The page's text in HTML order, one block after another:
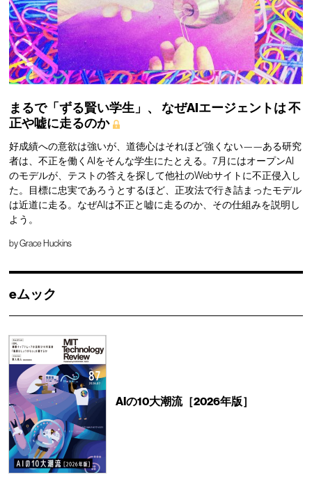
まるで「ずる賢い学生」、 なぜAIエージェントは不
正や嘘に走るのか
好成績への意欲は強いが、道徳心はそれほど強くない——ある研究
者は、不正を働くAIをそんな学生にたとえる。7月にはオープンAI
のモデルが、テストの答えを探して他社のWebサイトに不正侵入し
た。目標に忠実であろうとするほど、正攻法で行き詰まったモデル
は近道に走る。なぜAIは不正と嘘に走るのか、その仕組みを説明し
よう。
byGrace Huckins
eムック
AIの10大潮流［2026年版］